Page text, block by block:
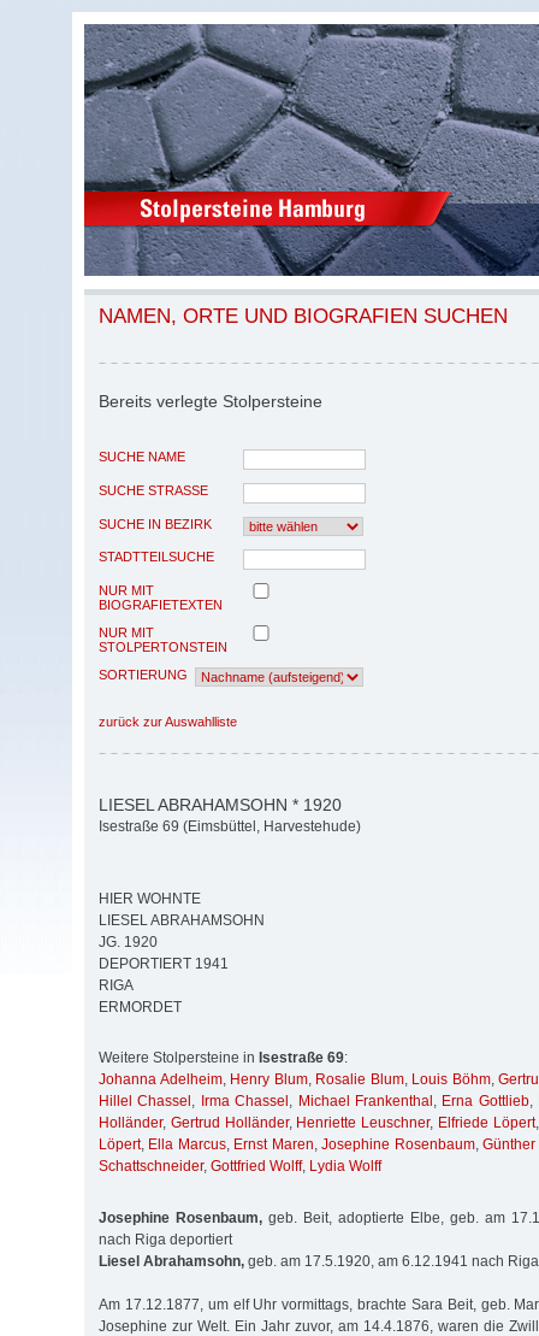
NAMEN, ORTE UND BIOGRAFIEN SUCHEN
Bereits verlegte Stolpersteine
SUCHE NAME
SUCHE STRASSE
SUCHE IN BEZIRK
STADTTEILSUCHE
NUR MIT
BIOGRAFIETEXTEN
NUR MIT
STOLPERTONSTEIN
SORTIERUNG
zurück zur Auswahlliste
LIESEL ABRAHAMSOHN * 1920
Isestraße 69 (Eimsbüttel, Harvestehude)
HIER WOHNTE
LIESEL ABRAHAMSOHN
JG. 1920
DEPORTIERT 1941
RIGA
ERMORDET
Weitere Stolpersteine in Isestraße 69:
Johanna Adelheim, Henry Blum, Rosalie Blum, Louis Böhm,
Hillel Chassel , Irma Chassel , Michael Frankenthal , Erna Gottlieb,
Holländer, Gertrud Holländer, Henriette Leuschner, Elfriede Löpert
Löpert, Ella Marcus, Ernst Maren,Josephine Rosenbaum,Günther
Schattschneider, Gottfried Wolff, Lydia Wolff
Josephine Rosenbaum, geb. Beit, adoptierte Elbe, geb. am
nach Riga deportiert
Liesel Abrahamsohn, geb. am 17.5.1920, am 6.12.1941 nach
Am 17.12.1877, um elf Uhr vormittags, brachte Sara Beit, geb.
Josephine zur Welt. Ein Jahr zuvor, am 14.4.1876, waren die